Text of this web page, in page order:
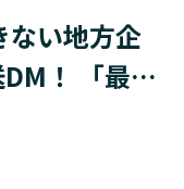
い地方企
！ 「最短
に活用